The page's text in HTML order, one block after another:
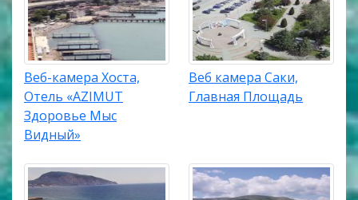
Веб-камера Хоста,
Отель «AZIMUT
Здоровье Мыс
Видный»
Веб камера Саки,
Главная Площадь